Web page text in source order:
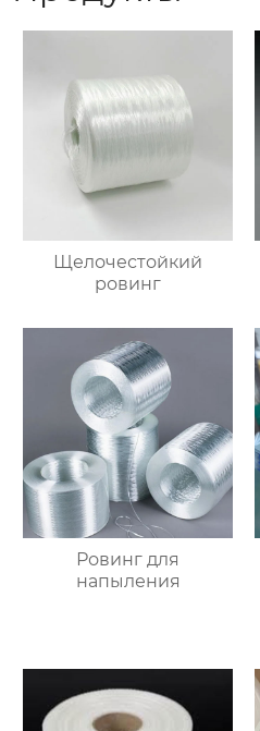
Щелочестойкий
ровинг
Ровинг для
напыления